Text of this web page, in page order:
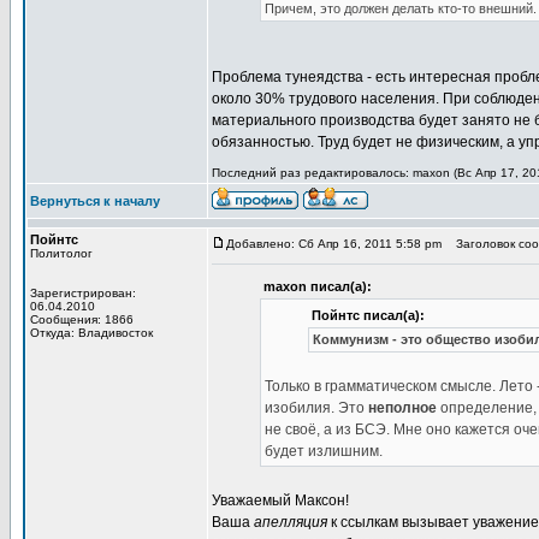
Причем, это должен делать кто-то
Проблема тунеядства - есть интересная
около 30% трудового населения. При
материального производства будет занято
обязанностью. Труд будет не физическим, а
Последний раз редактировалось: maxon (Вс Апр 17,
Вернуться к началу
Пойнтс
Политолог
Зарегистрирован:
06.04.2010
Сообщения: 1866
Откуда: Владивосток
Добавлено: Сб Апр 16, 2011 5:58 pm Заголовок
maxon писал(а):
Пойнтс писал(а):
Коммунизм - это общество
Только в грамматическом смысле.
изобилия. Это неполное
не своё, а из БСЭ. Мне оно кажется
будет излишним.
Уважаемый Максон!
Ваша апелляция к ссылкам вызывает